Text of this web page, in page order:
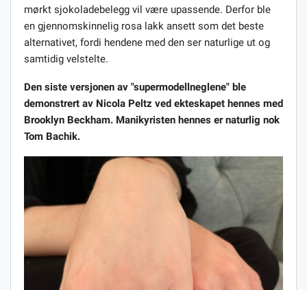
mørkt sjokoladebelegg vil være upassende. Derfor ble
en gjennomskinnelig rosa lakk ansett som det beste
alternativet, fordi hendene med den ser naturlige ut og
samtidig velstelte.
Den siste versjonen av "supermodellneglene" ble
demonstrert av Nicola Peltz ved ekteskapet hennes med
Brooklyn Beckham. Manikyristen hennes er naturlig nok
Tom Bachik.